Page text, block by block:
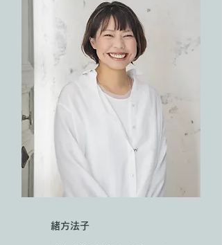
を、少し早めに楽しんでいただきた
い」 そんな気持ちを込めています🌷
蕾のチューリップは、 ・色づき始める
瞬間 ・朝にふんわり開く姿 ・夕方に
そっと閉じる表情 など、毎日少しずつ
変化していく“春のドラマ”を楽しめる
のが魅力です。 チューリップって…
そこにあるだけで「春がもうすぐだな
ぁ」と感じられる、特別な存在ですよ
ね。 --- 🌷チューリップをもっと楽し
む小さな豆知識 せっかくなので、お届
けしたチューリップを長く楽しむため
介します。 💧一輪挿しは「水を少な
緒方法子